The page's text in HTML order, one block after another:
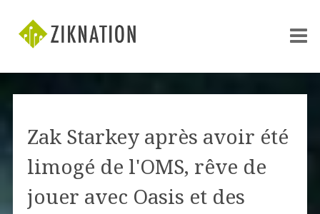
Zak Starkey après avoir été
limogé de l'OMS, rêve de
jouer avec Oasis et des